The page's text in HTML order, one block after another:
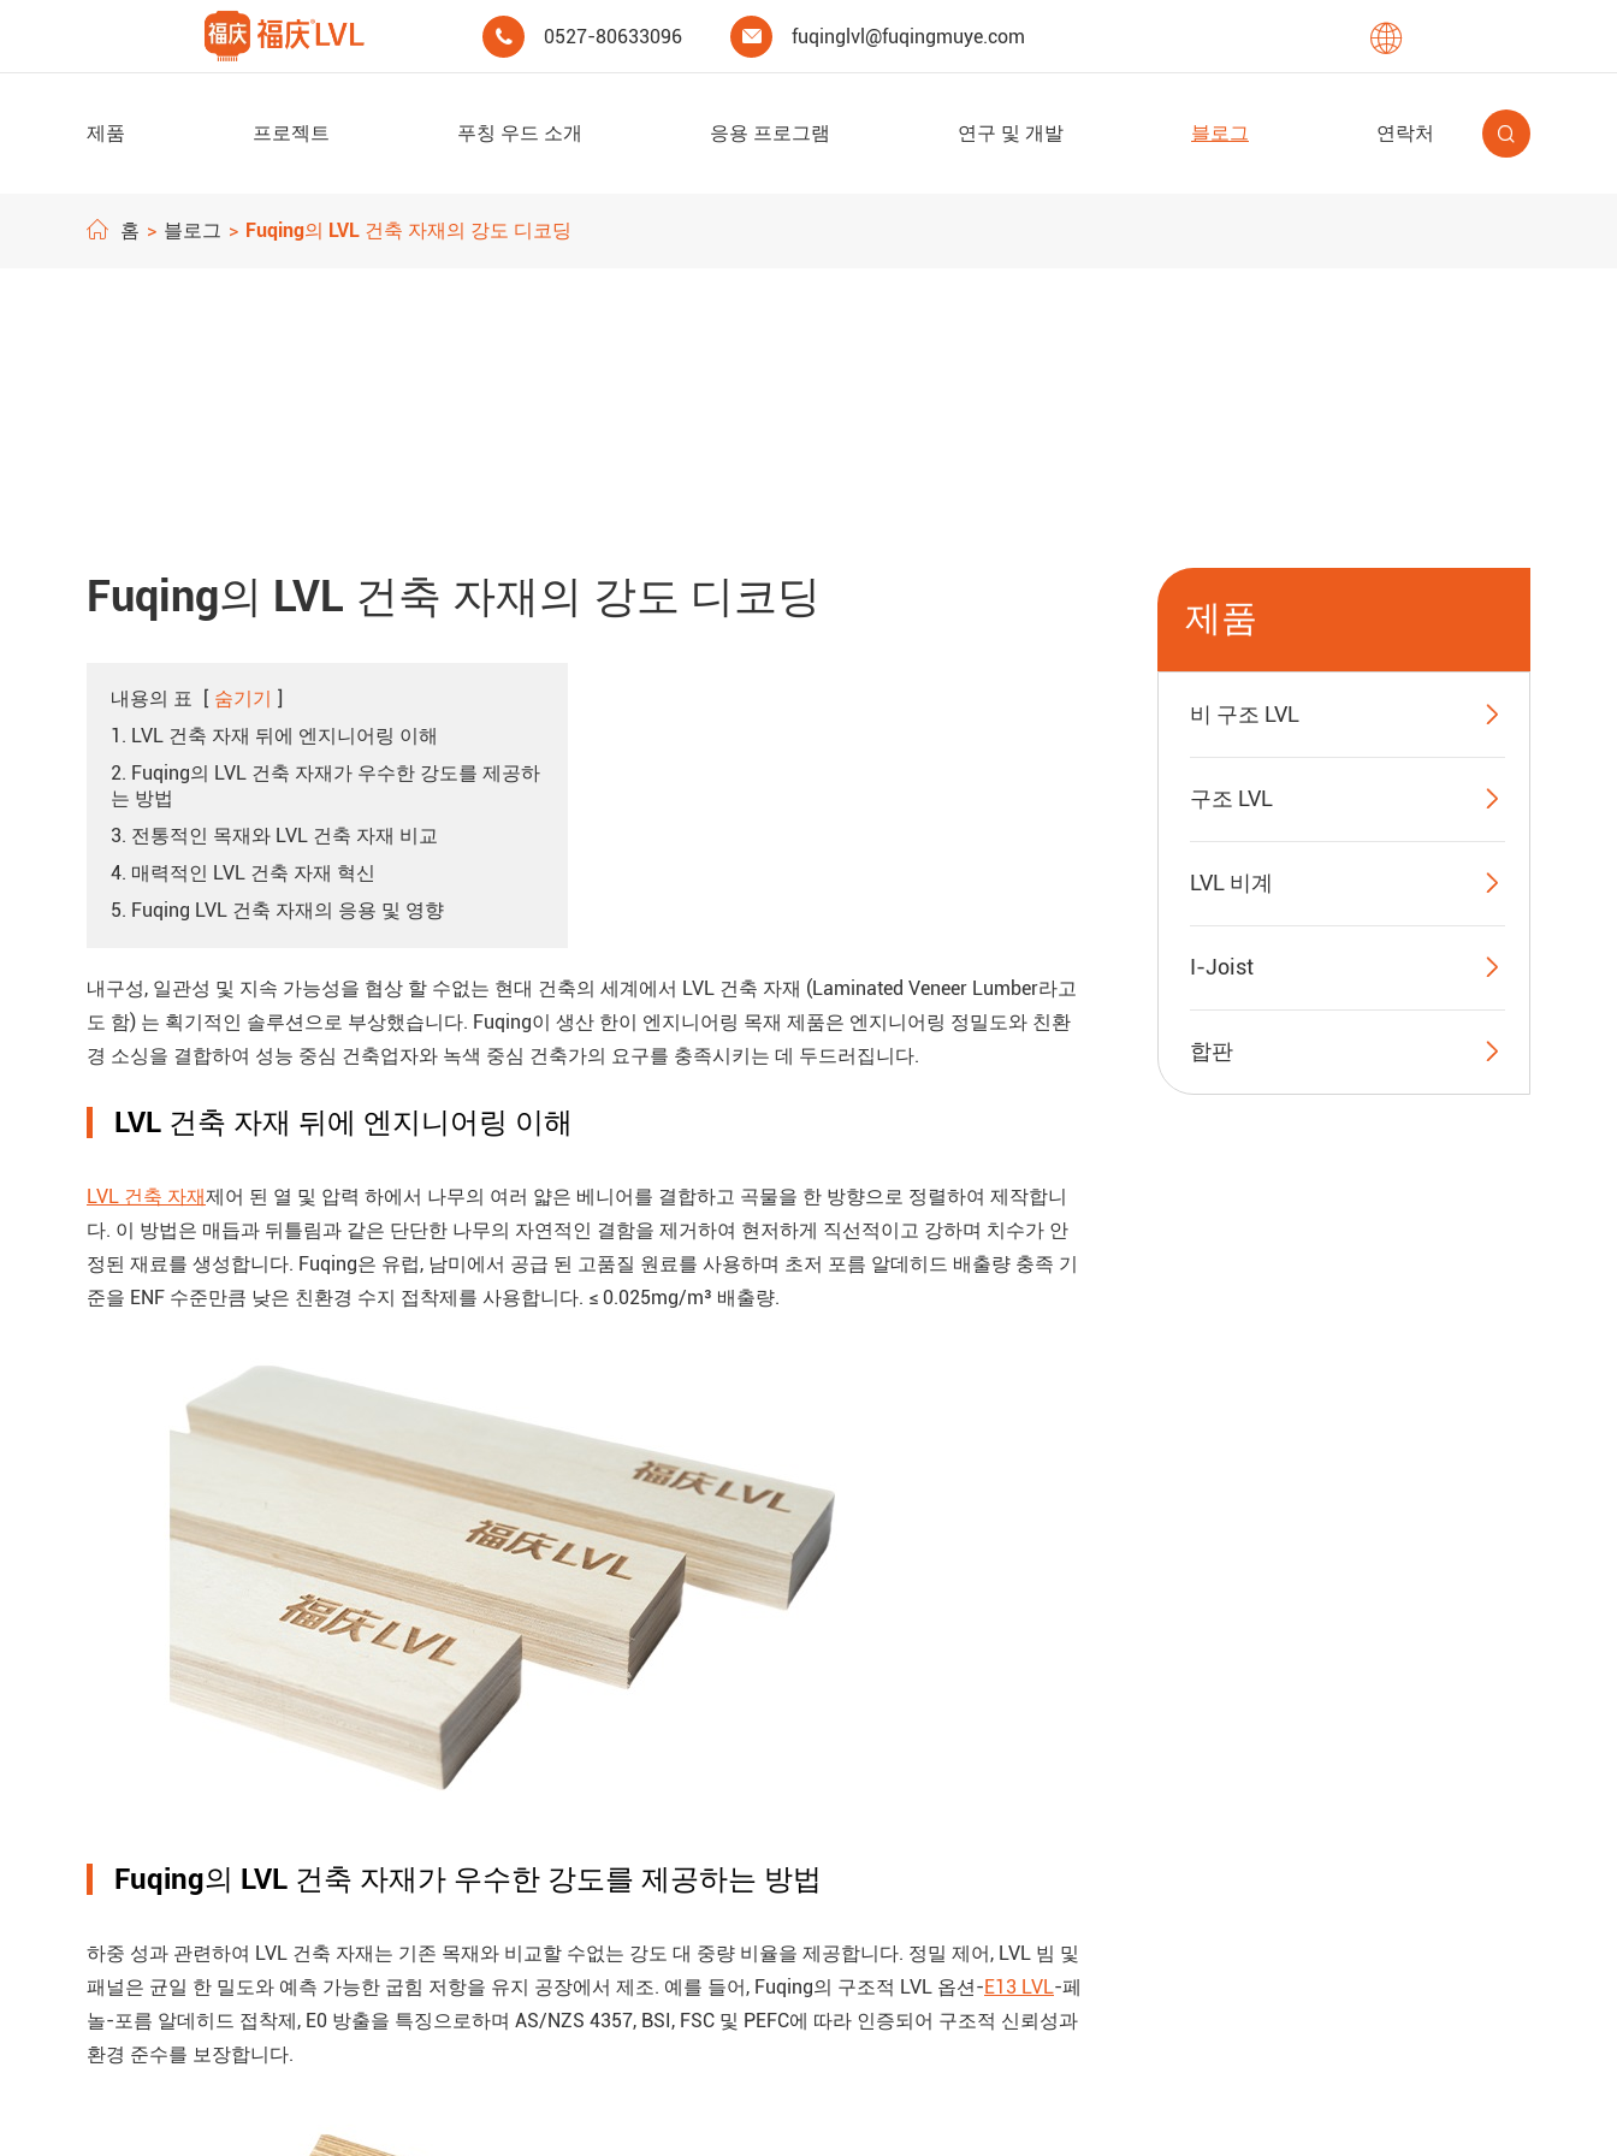
 0527-80633096  fuqinglvl@fuqingmuye.com 
제품 프로젝트 푸칭 우드 소개 응용 프로그램 연구 및 개발 블로그 연락처
홈 블로그 Fuqing의 LVL 건축 자재의 강도 디코딩
Fuqing의 LVL 건축 자재의 강도 디코딩
내용의 표 [ 숨기기 ]
1. LVL 건축 자재 뒤에 엔지니어링 이해
2. Fuqing의 LVL 건축 자재가 우수한 강도를 제공하
는 방법
3. 전통적인 목재와 LVL 건축 자재 비교
4. 매력적인 LVL 건축 자재 혁신
5. Fuqing LVL 건축 자재의 응용 및 영향
내구성, 일관성 및 지속 가능성을 협상 할 수없는 현대 건축의 세계에서 LVL 건축 자재 (Laminated Veneer Lumber라고
도 함) 는 획기적인 솔루션으로 부상했습니다. Fuqing이 생산 한이 엔지니어링 목재 제품은 엔지니어링 정밀도와 친환
경 소싱을 결합하여 성능 중심 건축업자와 녹색 중심 건축가의 요구를 충족시키는 데 두드러집니다.
LVL 건축 자재 뒤에 엔지니어링 이해
LVL 건축 자재제어 된 열 및 압력 하에서 나무의 여러 얇은 베니어를 결합하고 곡물을 한 방향으로 정렬하여 제작합니
다. 이 방법은 매듭과 뒤틀림과 같은 단단한 나무의 자연적인 결함을 제거하여 현저하게 직선적이고 강하며 치수가 안
정된 재료를 생성합니다. Fuqing은 유럽, 남미에서 공급 된 고품질 원료를 사용하며 초저 포름 알데히드 배출량 충족 기
준을 ENF 수준만큼 낮은 친환경 수지 접착제를 사용합니다. ≤ 0.025mg/m³ 배출량.
Fuqing의 LVL 건축 자재가 우수한 강도를 제공하는 방법
하중 성과 관련하여 LVL 건축 자재는 기존 목재와 비교할 수없는 강도 대 중량 비율을 제공합니다. 정밀 제어, LVL 빔 및
패널은 균일 한 밀도와 예측 가능한 굽힘 저항을 유지 공장에서 제조. 예를 들어, Fuqing의 구조적 LVL 옵션-E13 LVL-페
놀-포름 알데히드 접착제, E0 방출을 특징으로하며 AS/NZS 4357, BSI, FSC 및 PEFC에 따라 인증되어 구조적 신뢰성과
환경 준수를 보장합니다.
제품
비 구조 LVL 
구조 LVL 
LVL 비계 
I-Joist 
합판 